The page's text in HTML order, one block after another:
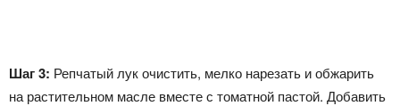
Шаг 3: Репчатый лук очистить, мелко нарезать и обжарить
на растительном масле вместе с томатной пастой. Добавить